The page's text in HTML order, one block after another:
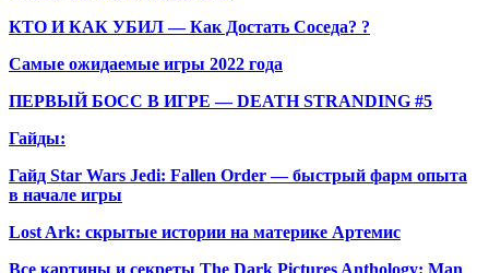
КТО И КАК УБИЛ — Как Достать Соседа? ?
Самые ожидаемые игры 2022 года
ПЕРВЫЙ БОСС В ИГРЕ — DEATH STRANDING #5
Гайды:
Гайд Star Wars Jedi: Fallen Order — быстрый фарм опыта
в начале игры
Lost Ark: скрытые истории на материке Артемис
Все картины и секреты The Dark Pictures Anthology: Man